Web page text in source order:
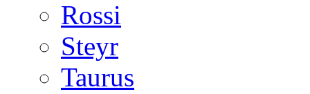
Rossi
Steyr
Taurus